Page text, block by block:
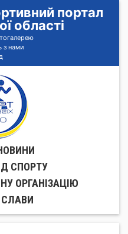
портал
області
з нами
СПОРТУ
ОРГАНIЗАЦIЮ
СЛАВИ